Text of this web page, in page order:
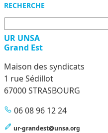
RECHERCHE
UR UNSA
Grand Est
Maison des syndicats
1 rue Sédillot
67000 STRASBOURG
06 08 96 12 24
ur-grandest@unsa.org